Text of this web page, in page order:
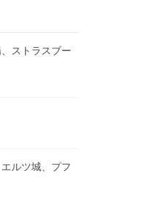
ストラスブー
ルツ城、プフ